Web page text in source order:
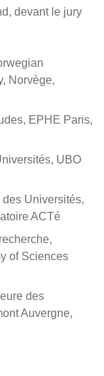
devant le jury
Norvège,
EPHE Paris,
UBO
des Universités,
ACTé
of Sciences
des
Auvergne,